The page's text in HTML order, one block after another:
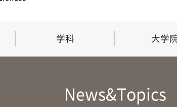
教育理念・教育目標
学科 大学
連合獣医学研究科（博士課程）
News&Topics